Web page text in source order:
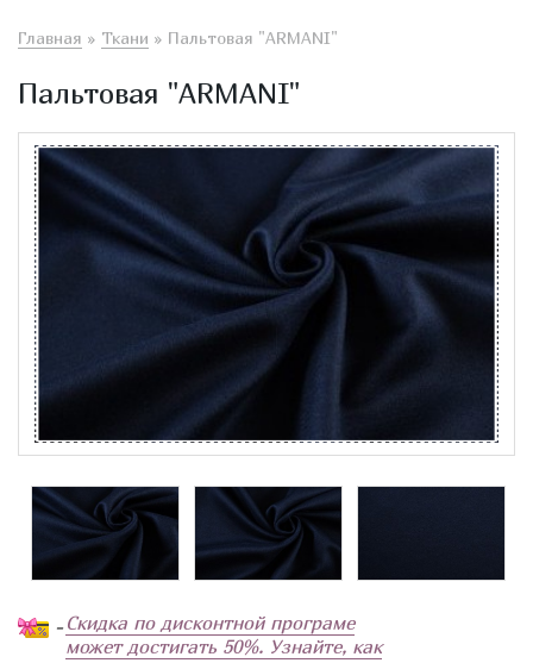
Главная » Ткани » Пальтовая "ARMANI"
Пальтовая "ARMANI"
- Скидка по дисконтной програме
может достигать 50%. Узнайте, как